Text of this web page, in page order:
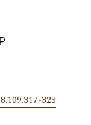
323